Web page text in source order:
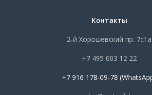
Контакты
2-й Хорошевский пр. 7с1а
+7 495 003 12 22
+7 916 178-09-78